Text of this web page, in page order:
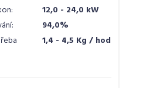
12,0 - 24,0 kW
94,0%
1,4 - 4,5 Kg / hod